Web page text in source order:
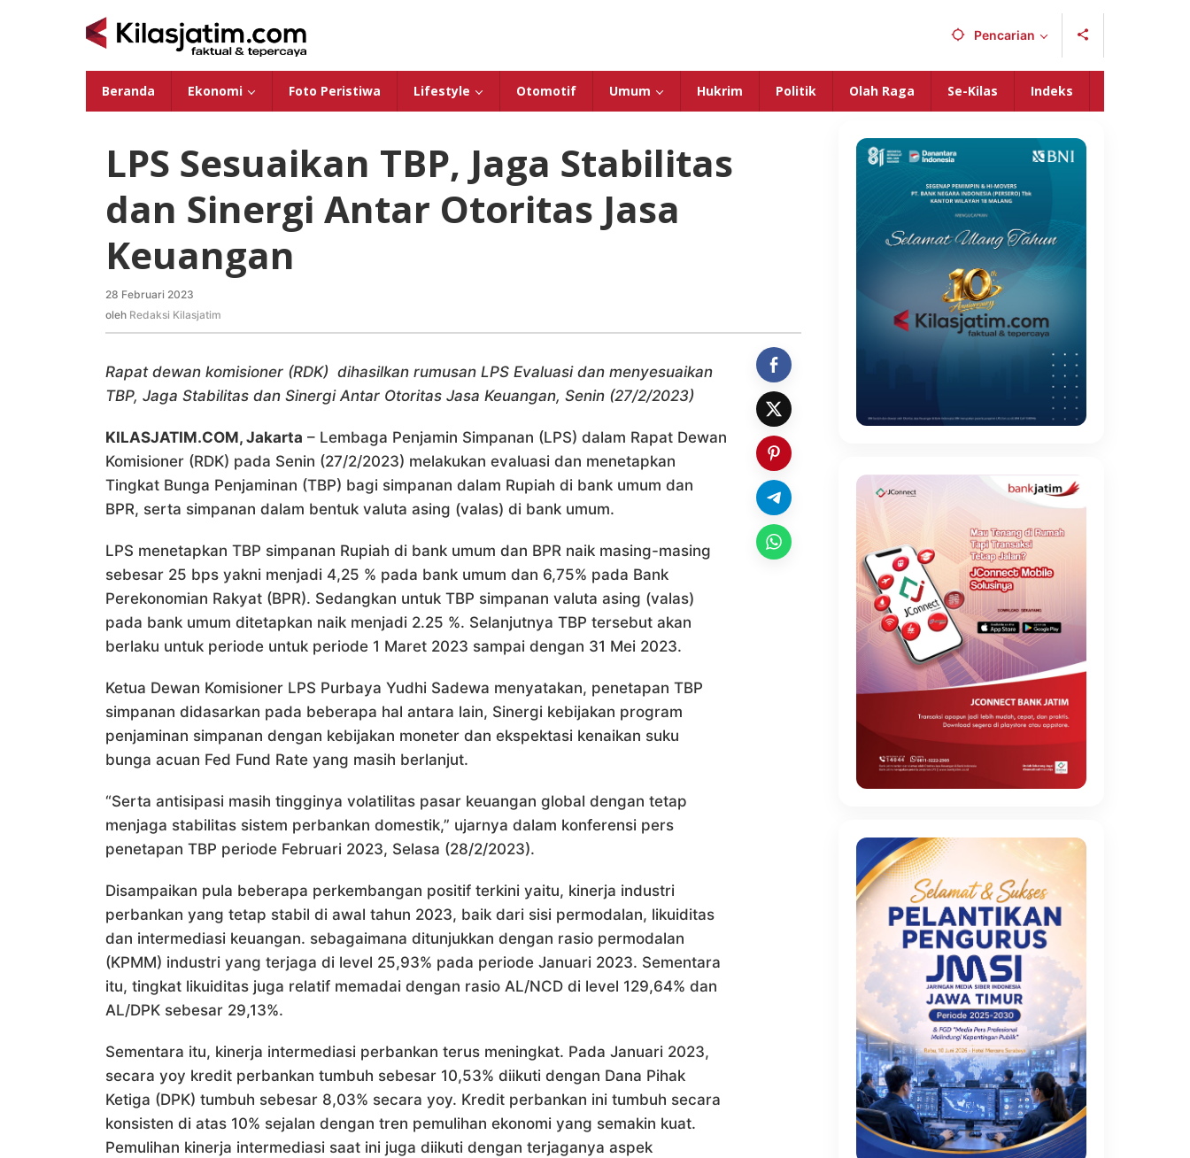
Pencarian
Beranda Ekonomi Foto Peristiwa Lifestyle Otomotif Umum Hukrim Politik Olah Raga Se-Kilas Indeks
LPS Sesuaikan TBP, Jaga Stabilitas
dan Sinergi Antar Otoritas Jasa
Keuangan
28 Februari 2023
Redaksi
oleh Redaksi Kilasjatim
Rapat dewan komisioner (RDK) dihasilkan rumusan LPS Evaluasi dan menyesuaikan
TBP, Jaga Stabilitas dan Sinergi Antar Otoritas Jasa Keuangan, Senin (27/2/2023)
KILASJATIM.COM, Jakarta – Lembaga Penjamin Simpanan (LPS) dalam Rapat Dewan
Komisioner (RDK) pada Senin (27/2/2023) melakukan evaluasi dan menetapkan
Tingkat Bunga Penjaminan (TBP) bagi simpanan dalam Rupiah di bank umum dan
BPR, serta simpanan dalam bentuk valuta asing (valas) di bank umum.
LPS menetapkan TBP simpanan Rupiah di bank umum dan BPR naik masing-masing
sebesar 25 bps yakni menjadi 4,25 % pada bank umum dan 6,75% pada Bank
Perekonomian Rakyat (BPR). Sedangkan untuk TBP simpanan valuta asing (valas)
pada bank umum ditetapkan naik menjadi 2.25 %. Selanjutnya TBP tersebut akan
berlaku untuk periode untuk periode 1 Maret 2023 sampai dengan 31 Mei 2023.
Ketua Dewan Komisioner LPS Purbaya Yudhi Sadewa menyatakan, penetapan TBP
simpanan didasarkan pada beberapa hal antara lain, Sinergi kebijakan program
penjaminan simpanan dengan kebijakan moneter dan ekspektasi kenaikan suku
bunga acuan Fed Fund Rate yang masih berlanjut.
“Serta antisipasi masih tingginya volatilitas pasar keuangan global dengan tetap
menjaga stabilitas sistem perbankan domestik,” ujarnya dalam konferensi pers
penetapan TBP periode Februari 2023, Selasa (28/2/2023).
Disampaikan pula beberapa perkembangan positif terkini yaitu, kinerja industri
perbankan yang tetap stabil di awal tahun 2023, baik dari sisi permodalan, likuiditas
dan intermediasi keuangan. sebagaimana ditunjukkan dengan rasio permodalan
(KPMM) industri yang terjaga di level 25,93% pada periode Januari 2023. Sementara
itu, tingkat likuiditas juga relatif memadai dengan rasio AL/NCD di level 129,64% dan
AL/DPK sebesar 29,13%.
Sementara itu, kinerja intermediasi perbankan terus meningkat. Pada Januari 2023,
secara yoy kredit perbankan tumbuh sebesar 10,53% diikuti dengan Dana Pihak
Ketiga (DPK) tumbuh sebesar 8,03% secara yoy. Kredit perbankan ini tumbuh secara
konsisten di atas 10% sejalan dengan tren pemulihan ekonomi yang semakin kuat.
Pemulihan kinerja intermediasi saat ini juga diikuti dengan terjaganya aspek